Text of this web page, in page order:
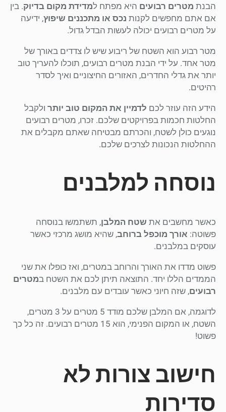
הבנת מטרים רבועים היא מפתח למדידת מקום בדיוק. בין
אם אתם מחפשים לקנות נכס או מתכננים שיפוץ, ידיעה
על מטרים רבועים יכולה לעשות הבדל גדול.
מטר רבוע הוא השטח של ריבוע שיש לו צדדים באורך של
מטר אחד. על ידי הבנת מטרים רבועים, תוכלו להעריך טוב
יותר את גדלי החדרים, האזורים החיצוניים ואיך לסדר
רהיטים.
הידע הזה עוזר לכם לדמיין את המקום טוב יותר ולקבל
החלטות חכמות בפרויקטים שלכם. זכרו, מטרים רבועים
נוגעים כולן לשטח, והכרתם מבטיחה שאתם מקבלים את
ההחלטות הנכונות לצרכים שלכם.
נוסחה למלבנים
כאשר מחשבים את שטח המלבן, תשתמשו בנוסחה
פשוטה: אורך מוכפל ברוחב, שהיא מושג מרכזי כאשר
עוסקים במלבנים.
פשוט מדדו את האורך והרוחב במטרים, ואז כופלו את שני
הממדים הללו יחד. התוצאה תיתן לכם את השטח במטרים
רבועים, שזה חיוני כאשר עובדים עם מלבנים.
לדוגמה, אם המלבן שלכם מודד 5 מטרים על 3 מטרים,
השטח, או המקום הפנימי, הוא 15 מטרים רבועים. זה כל כך
פשוט!
חישוב צורות לא
סדירות